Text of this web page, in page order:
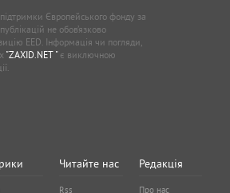
Європейського фонду за
не обов’язково
EED. Інформація чи погляди,
"ZAXID.NET "є виключною
Читайте нас
Rss
Редакція
Про нас